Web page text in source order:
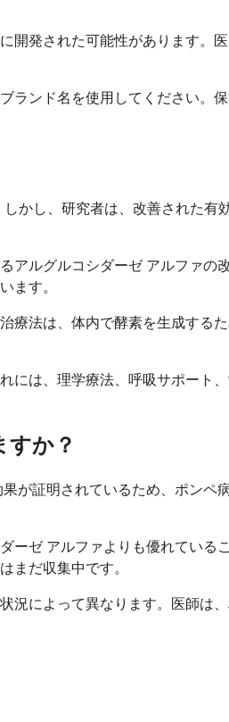
発された可能性があります。
ンド名を使用してください。
かし、研究者は、改善された
ルグルコシダーゼ アルファの
ます。
法は、体内で酵素を生成する
は、理学療法、呼吸サポート
すか？
が証明されているため、ポンペ
ゼ アルファよりも優れている
まだ収集中です。
によって異なります。医師は